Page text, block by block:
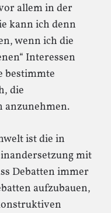
allem in der
kann ich denn
wenn ich die
Interessen
bestimmte
die
anzunehmen.
ist die in
mit
Debatten immer
aufzubauen,